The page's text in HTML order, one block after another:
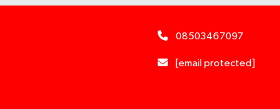
08503467097
[email protected]